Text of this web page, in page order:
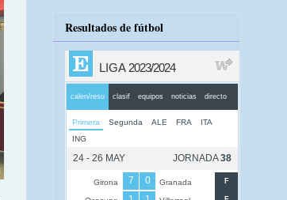
Resultados de fútbol